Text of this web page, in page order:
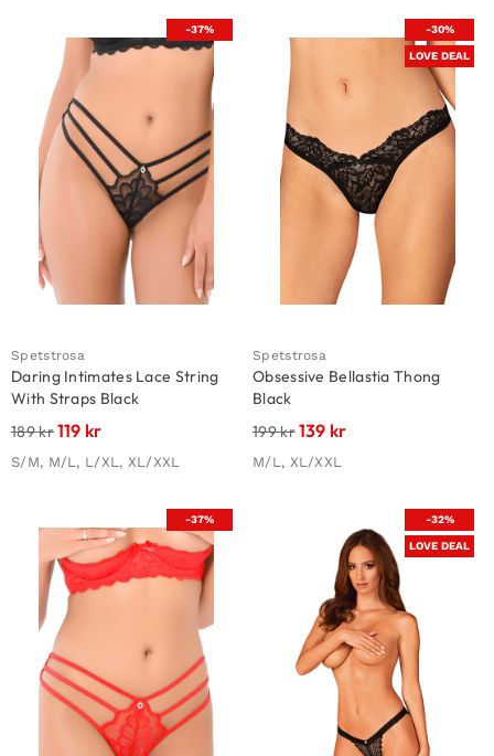
-37%
Spetstrosa
Daring Intimates Lace String
With Straps Black
189kr119 kr
S/M, M/L, L/XL, XL/XXL
-30%
LOVE DEAL
Spetstrosa
Obsessive Bellastia Thong
Black
199kr139 kr
M/L, XL/XXL
-37% -32%
LOVE DEAL